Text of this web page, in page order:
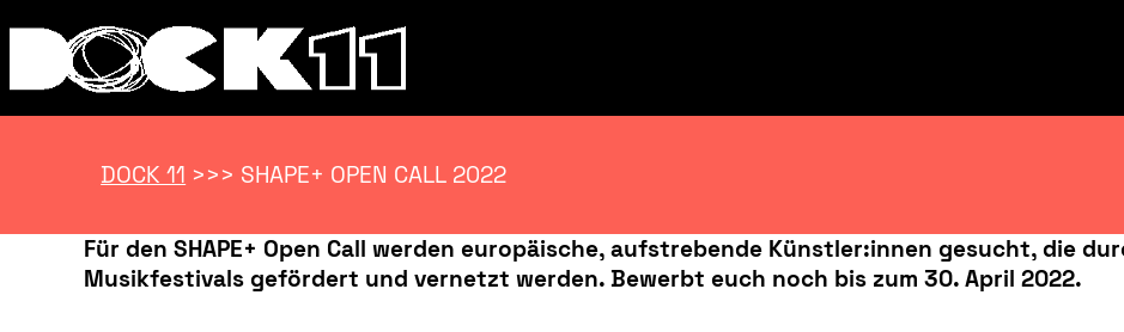
DOCK 11 >>> SHAPE+ OPEN CALL 2022
Für den SHAPE+ Open Call werden europäische, aufstrebende Künstler:innen gesucht, die
Musikfestivals gefördert und vernetzt werden. Bewerbt euch noch bis zum 30. April 2022.